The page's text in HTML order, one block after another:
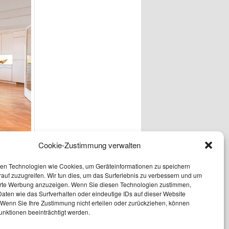
Cookie-Zustimmung verwalten
Technologien wie Cookies, um Geräteinformationen zu speichern
zuzugreifen. Wir tun dies, um das Surferlebnis zu verbessern und um
Werbung anzuzeigen. Wenn Sie diesen Technologien zustimmen,
wie das Surfverhalten oder eindeutige IDs auf dieser Website
Sie Ihre Zustimmung nicht erteilen oder zurückziehen, können
beeinträchtigt werden.
,